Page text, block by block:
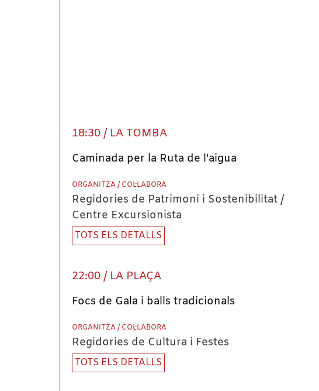
18:30 / LA TOMBA
Caminada per la Ruta de l'aigua
ORGANITZA / COL·LABORA
Regidories de Patrimoni i Sostenibilitat /
Centre Excursionista
TOTS ELS DETALLS
22:00 / LA PLAÇA
Focs de Gala i balls tradicionals
ORGANITZA / COL·LABORA
Regidories de Cultura i Festes
TOTS ELS DETALLS